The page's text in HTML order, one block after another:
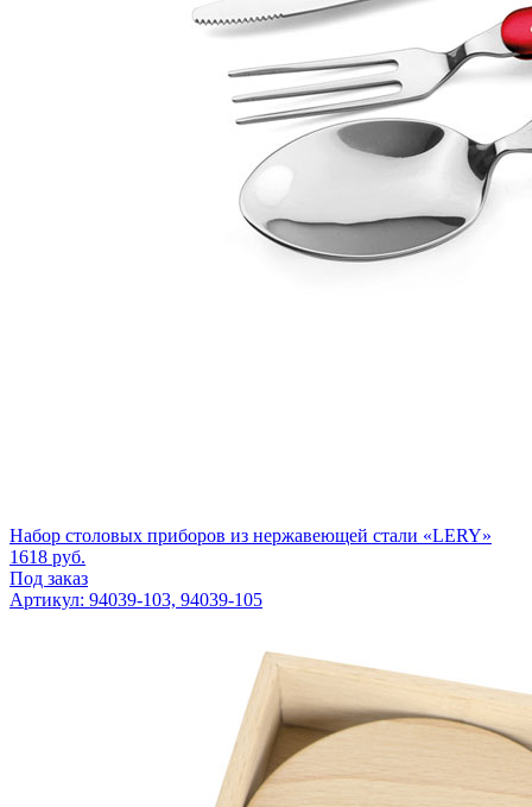
Набор столовых приборов из нержавеющей стали «LERY»
1618 руб.
Под заказ
Артикул: 94039-103, 94039-105